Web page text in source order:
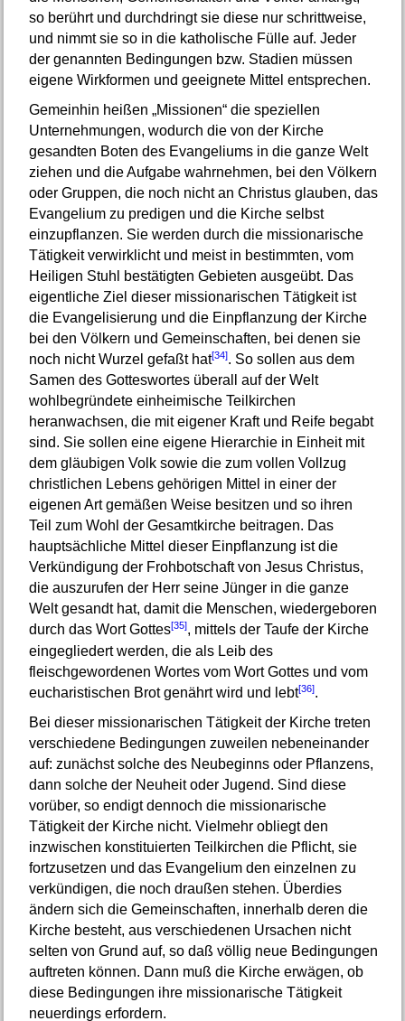
so berührt und durchdringt sie diese nur schrittweise,
und nimmt sie so in die katholische Fülle auf. Jeder
der genannten Bedingungen bzw. Stadien müssen
eigene Wirkformen und geeignete Mittel entsprechen.
Gemeinhin heißen „Missionen“ die speziellen
Unternehmungen, wodurch die von der Kirche
gesandten Boten des Evangeliums in die ganze Welt
ziehen und die Aufgabe wahrnehmen, bei den Völkern
oder Gruppen, die noch nicht an Christus glauben, das
Evangelium zu predigen und die Kirche selbst
einzupflanzen. Sie werden durch die missionarische
Tätigkeit verwirklicht und meist in bestimmten, vom
Heiligen Stuhl bestätigten Gebieten ausgeübt. Das
eigentliche Ziel dieser missionarischen Tätigkeit ist
die Evangelisierung und die Einpflanzung der Kirche
bei den Völkern und Gemeinschaften, bei denen sie
noch nicht Wurzel gefaßt hat[34]. So sollen aus dem
Samen des Gotteswortes überall auf der Welt
wohlbegründete einheimische Teilkirchen
heranwachsen, die mit eigener Kraft und Reife begabt
sind. Sie sollen eine eigene Hierarchie in Einheit mit
dem gläubigen Volk sowie die zum vollen Vollzug
christlichen Lebens gehörigen Mittel in einer der
eigenen Art gemäßen Weise besitzen und so ihren
Teil zum Wohl der Gesamtkirche beitragen. Das
hauptsächliche Mittel dieser Einpflanzung ist die
Verkündigung der Frohbotschaft von Jesus Christus,
die auszurufen der Herr seine Jünger in die ganze
Welt gesandt hat, damit die Menschen, wiedergeboren
durch das Wort Gottes[35], mittels der Taufe der Kirche
eingegliedert werden, die als Leib des
fleischgewordenen Wortes vom Wort Gottes und vom
eucharistischen Brot genährt wird und lebt[36].
Bei dieser missionarischen Tätigkeit der Kirche treten
verschiedene Bedingungen zuweilen nebeneinander
auf: zunächst solche des Neubeginns oder Pflanzens,
dann solche der Neuheit oder Jugend. Sind diese
vorüber, so endigt dennoch die missionarische
Tätigkeit der Kirche nicht. Vielmehr obliegt den
inzwischen konstituierten Teilkirchen die Pflicht, sie
fortzusetzen und das Evangelium den einzelnen zu
verkündigen, die noch draußen stehen. Überdies
ändern sich die Gemeinschaften, innerhalb deren die
Kirche besteht, aus verschiedenen Ursachen nicht
selten von Grund auf, so daß völlig neue Bedingungen
auftreten können. Dann muß die Kirche erwägen, ob
diese Bedingungen ihre missionarische Tätigkeit
neuerdings erfordern.